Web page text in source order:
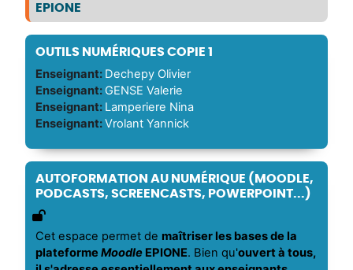
EPIONE
OUTILS NUMÉRIQUES COPIE 1
Enseignant: Dechepy Olivier
Enseignant: GENSE Valerie
Enseignant: Lamperiere Nina
Enseignant:Vrolant Yannick
AUTOFORMATION AU NUMÉRIQUE (MOODLE,
PODCASTS, SCREENCASTS, POWERPOINT...)
Cet espace permet de maîtriser les bases de la
plateforme Moodle EPIONE. Bien qu'ouvert à tous,